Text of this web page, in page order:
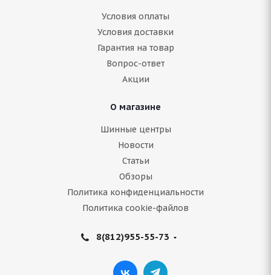
ARIVO ICE CLAW ARW8 265/65 R17 112T
Условия оплаты
Условия доставки
Гарантия на товар
Вопрос-ответ
Акции
О магазине
Шинные центры
Новости
Статьи
Обзоры
Политика конфиденциальности
Политика cookie-файлов
8(812)955-55-73